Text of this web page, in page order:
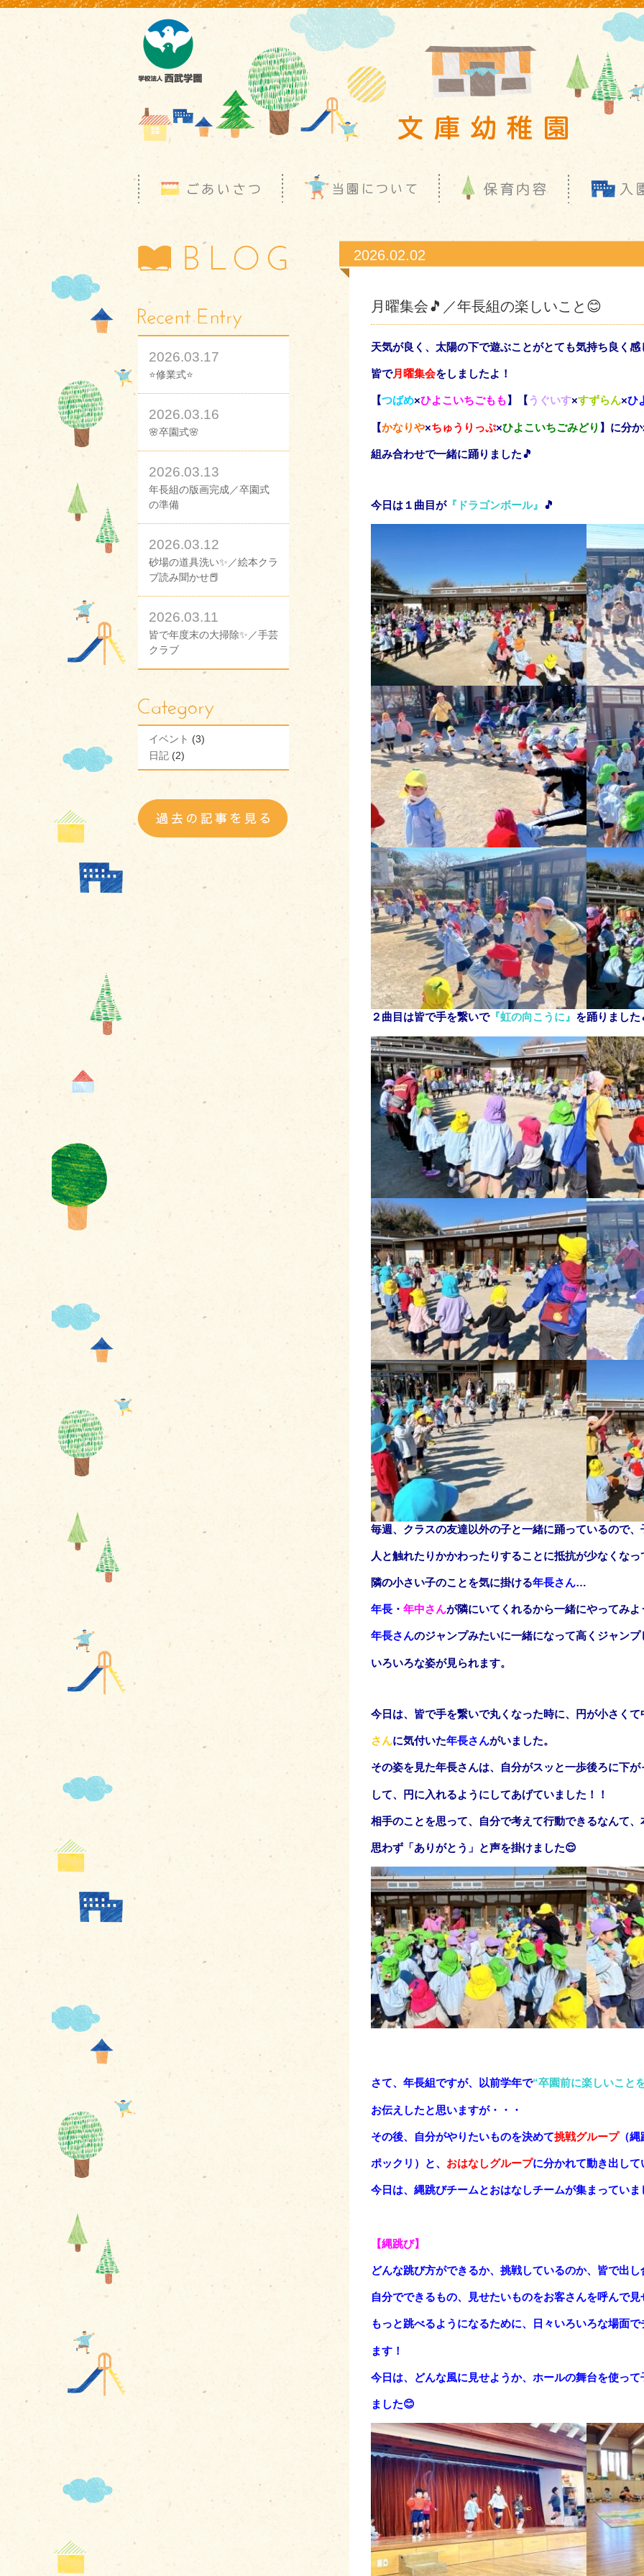
2026.03.17
⭐修業式⭐
2026.03.16
🌸卒園式🌸
2026.03.13
年長組の版画完成／卒園式
の準備
2026.03.12
砂場の道具洗い✨／絵本クラ
ブ読み聞かせ📕
2026.03.11
皆で年度末の大掃除✨／手芸
クラブ
イベント (3)
日記 (2)
2026.02.02
月曜集会🎵／年長組の楽しいこと😊
天気が良く、太陽の下で遊ぶことがとても気持ち良く
皆で月曜集会をしましたよ！
【つばめ×ひよこいちごもも】【うぐいす×すずらん×ひ
【かなりや×ちゅうりっぷ×ひよこいちごみどり 】に分
組み合わせで一緒に踊りました🎵
今日は１曲目が『ドラゴンボール』 🎵
２曲目は皆で手を繋いで『虹の向こうに』 を踊りました
毎週、クラスの友達以外の子と一緒に踊っているので
人 と触れたりかかわったりすることに抵抗が少なくな
隣の小さい子のことを気に掛ける年長さん…
年長 ・ 年中さんが隣にいてくれるから一緒にやってみよ
年長さんのジャンプみたいに一緒になって高くジャン
いろいろな姿が見られます。
今日は、皆で手を繋いで丸くなった時に、円が小さく
さ んに気付いた年長さんがいました。
その姿を見た年長さんは、自分がスッと一歩後ろに下
して、円に入れるようにしてあげていました！！
相手のことを思って、自分で考えて行動できるなんて
思わず「ありがとう」と声を掛けました😌
さて、年長組ですが、以前学年で“卒園前に楽しいこと
お伝えしたと思いますが・・・
その後、自分がやりたいものを決めて挑戦グループ（縄
ポックリ）と、 おはなしグループに分かれて動き出して
今日は、縄跳びチームとおはなしチームが集まっていま
【縄跳び】
どんな跳び方ができるか、挑戦しているのか、皆で出
自分でできるもの、見せたいものをお客さんを呼んで
もっと跳べるようになるために、日々いろいろな場面
ます！
今日は、どんな風に見せようか、ホールの舞台を使っ
ました😊